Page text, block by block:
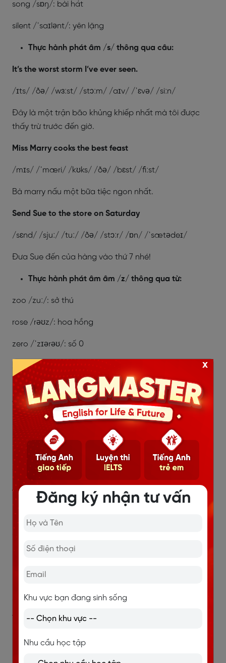
song /sɒŋ/: bài hát
silent /ˈsaɪlənt/: yên lặng
Thực hành phát âm /s/ thông qua câu:
It’s the worst storm I’ve ever seen.
/ɪts/ /ðə/ /wɜːst/ /stɔːm/ /aɪv/ /ˈɛvə/ /siːn/
Đây là một trận bão khủng khiếp nhất mà tôi được
thấy trừ trước đến giờ.
Miss Marry cooks the best feast
/mɪs/ /ˈmæri/ /kʊks/ /ðə/ /bɛst/ /fiːst/
Bà marry nấu một bữa tiệc ngon nhất.
Send Sue to the store on Saturday
/sɛnd/ /sjuː/ /tuː/ /ðə/ /stɔːr/ /ɒn/ /ˈsætədeɪ/
Đưa Sue đến của hàng vào thứ 7 nhé!
Thực hành phát âm âm /z/ thông qua từ:
zoo /zuː/: sở thú
rose /rəʊz/: hoa hồng
zero /ˈzɪərəʊ/: số 0
zip /zɪp/: khóa kéo
music /ˈmjuːzɪk/: âm nhạc
easy /ˈiːzi /: dễ dàng
Thực hành phát âm âm /z/ thông qua câu:
He loves his new toys.
/hiː/ /lʌvz/ /hɪz/ /njuː/ /tɔɪz/
Anh ấy yêu thích những món đồ chơi mới của mình.
Mira is my friend’s cousin.
Mira là người chị họ của bạn tôi.
My favorite music is Pop
/maɪ/ /ˈfeɪvərɪt/ /ˈmjuːzɪk/ /ɪz/ /pɒp/
Thể loại âm nhạc yêu thích của tôi là Pop.
Đăng ký nhận tư vấn
Khu vực bạn đang sinh sống
Nhu cầu học tập
x